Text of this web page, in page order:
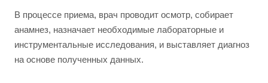
В процессе приема, врач проводит осмотр, собирает
анамнез, назначает необходимые лабораторные и
инструментальные исследования, и выставляет диагноз
на основе полученных данных.